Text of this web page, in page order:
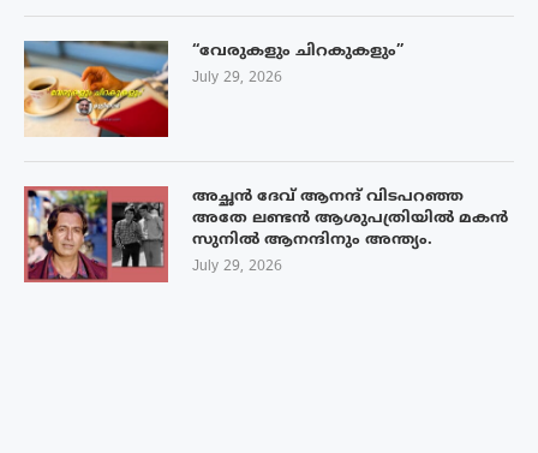
“വേരുകളും ചിറകുകളും”
July 29, 2026
അച്ഛൻ ദേവ് ആനന്ദ് വിടപറഞ്ഞ
അതേ ലണ്ടൻ ആശുപത്രിയിൽ മകൻ
സുനിൽ ആനന്ദിനും അന്ത്യം.
July 29, 2026